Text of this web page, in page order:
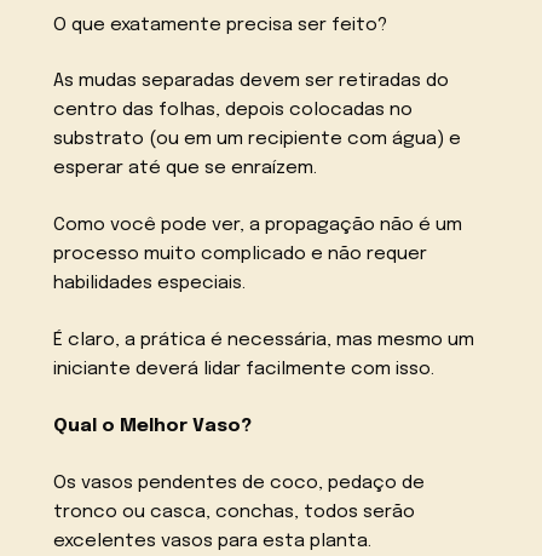
O que exatamente precisa ser feito?
As mudas separadas devem ser retiradas do
centro das folhas, depois colocadas no
substrato (ou em um recipiente com água) e
esperar até que se enraízem.
Como você pode ver, a propagação não é um
processo muito complicado e não requer
habilidades especiais.
É claro, a prática é necessária, mas mesmo um
iniciante deverá lidar facilmente com isso.
Qual o Melhor Vaso?
Os vasos pendentes de coco, pedaço de
tronco ou casca, conchas, todos serão
excelentes vasos para esta planta.